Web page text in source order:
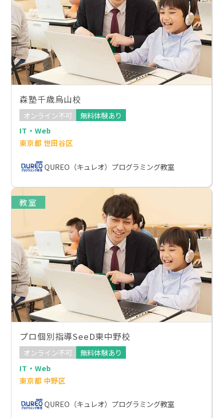
森塾千歳烏山校
オンライン不可
無料体験あり
IT・Web
東京都 世田谷区
QUREO（キュレオ）プログラミング教室
教室
プロ個別指導SeeD東中野校
オンライン不可
無料体験あり
IT・Web
東京都 中野区
QUREO（キュレオ）プログラミング教室